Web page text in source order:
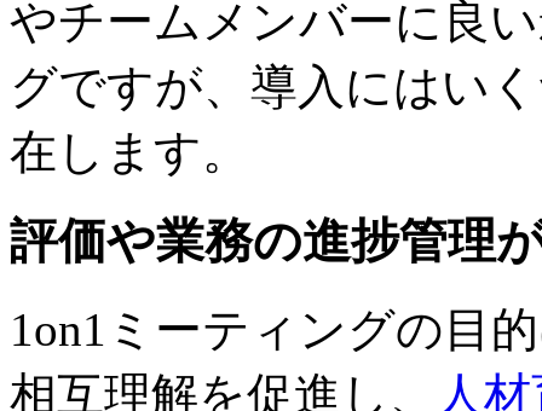
やチームメンバーに良
グですが、導入にはい
在します。
評価や業務の進捗管理
1on1ミーティングの目
相互理解を促進し、
人